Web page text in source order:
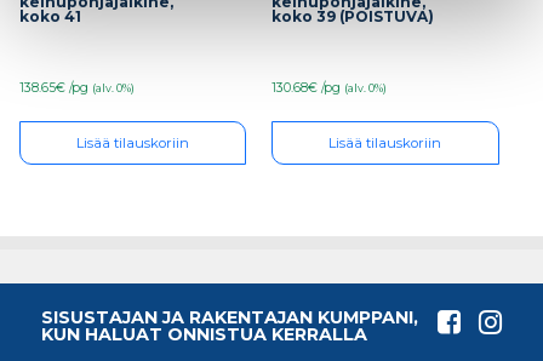
koko 41
138.65€ /pg (alv. 0%)
Lisää tilauskoriin
koko 39 (POISTUVA)
130.68€ /pg (alv. 0%)
Lisää tilauskoriin
SISUSTAJAN JA RAKENTAJAN KUMPPANI,
KUN HALUAT ONNISTUA KERRALLA